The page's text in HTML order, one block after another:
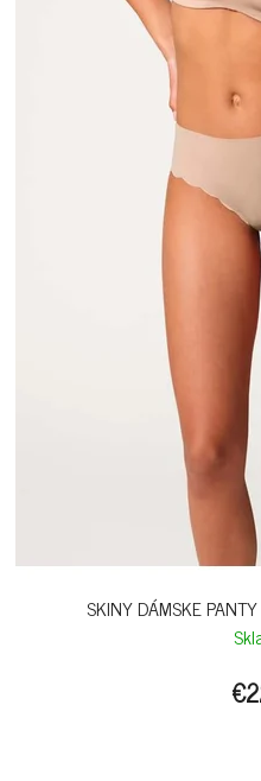
SKINY DÁMSKE